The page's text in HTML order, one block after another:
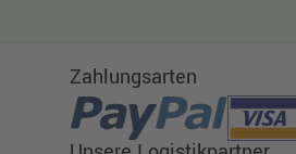
Zahlungsarten